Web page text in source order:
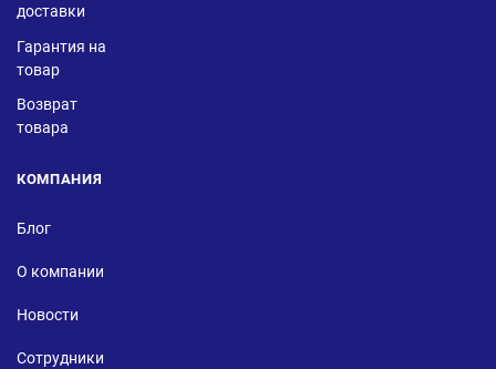
доставки
Гарантия на
товар
Возврат
товара
КОМПАНИЯ
Блог
О компании
Новости
Сотрудники